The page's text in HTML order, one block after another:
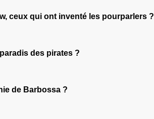
ceux qui ont inventé les pourparlers ?
des pirates ?
de Barbossa ?